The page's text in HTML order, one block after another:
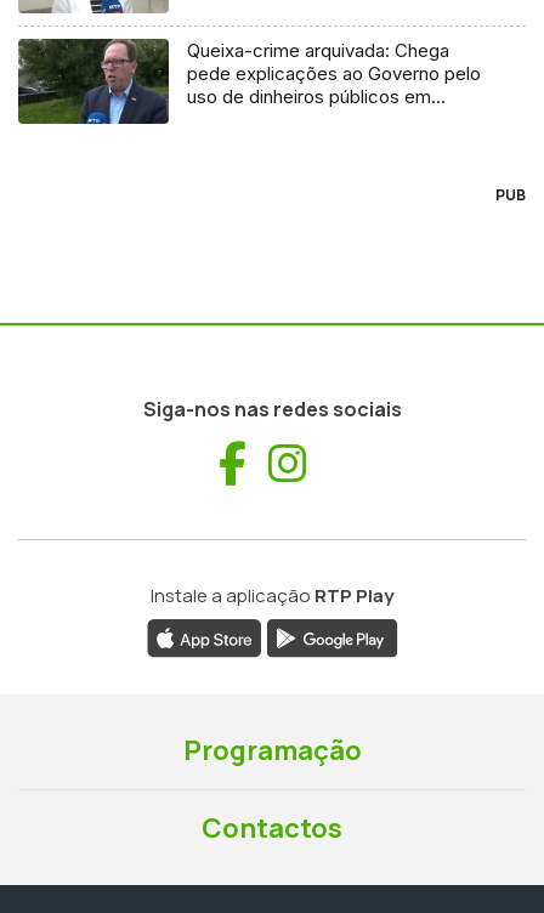
Queixa-crime arquivada: Chega
pede explicações ao Governo pelo
uso de dinheiros públicos em
PUB
Siga-nos nas redes sociais
Facebook
Instale a aplicação RTP Play
Programação
Contactos